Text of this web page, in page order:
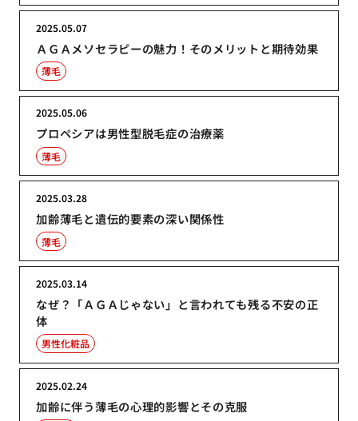
ＡＧＡメソセラピーの魅力！そのメリットと期待効果
2025.05.07
薄毛
プロペシアは男性型脱毛症の治療薬
2025.05.06
薄毛
加齢薄毛と遺伝的要素の深い関係性
2025.03.28
薄毛
なぜ？「ＡＧＡじゃない」と言われても残る不安の正
体
2025.03.14
男性化粧品
加齢に伴う薄毛の心理的影響とその克服
2025.02.24